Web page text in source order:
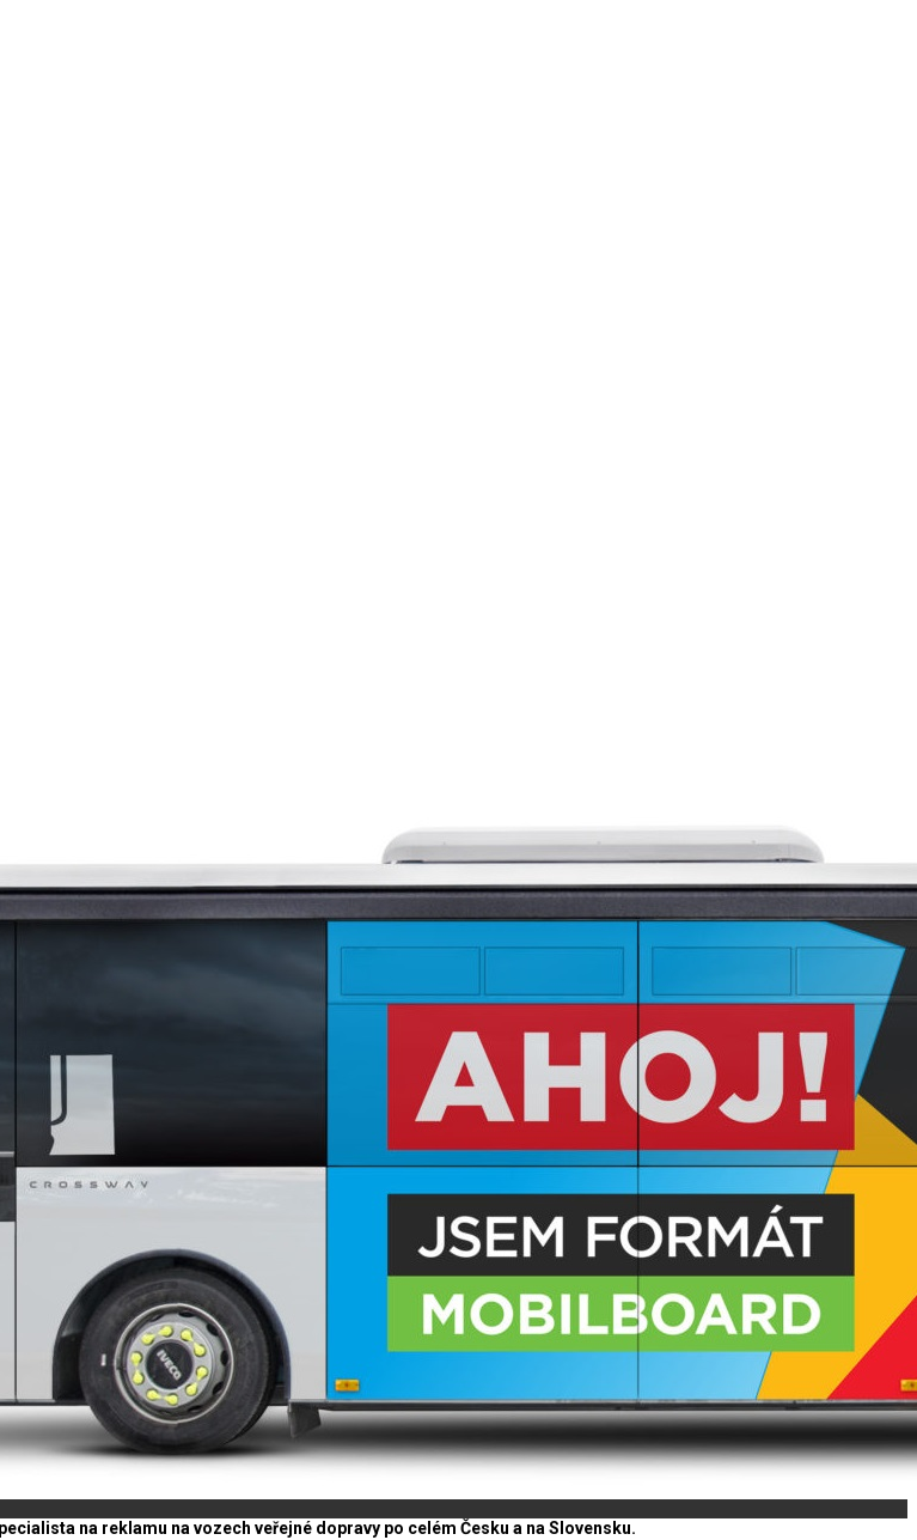
na reklamu na vozech veřejné dopravy po celém Česku a na Slovensku.